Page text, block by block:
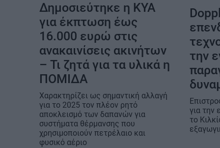
Δημοσιεύτηκε η ΚΥΑ
για έκπτωση έως
16.000 ευρώ στις
ανακαινίσεις ακινήτων
– Τι ζητά για τα υλικά η
ΠΟΜΙΔΑ
Χαρακτηρίζει ως σημαντική αλλαγή
για το 2025 τον πλέον ρητό
αποκλεισμό των δαπανών για
συστήματα θέρμανσης που
χρησιμοποιούν πετρέλαιο και
φυσικό αέριο
την
για την
το